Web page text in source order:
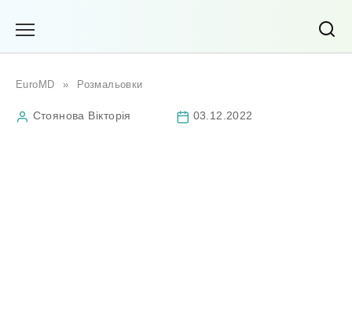
EuroMD » Розмальовки
Стоянова Вікторія 03.12.2022